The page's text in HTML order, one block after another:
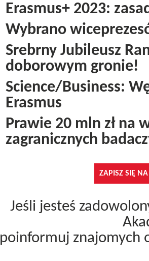
Erasmus+ 2023:
Wybrano
Srebrny Jubileusz
doborowym gronie!
Science/Business:
Erasmus
Prawie 20 mln zł na
zagranicznych
ZAPISZ SIĘ
Jeśli jesteś
poinformuj znajomych